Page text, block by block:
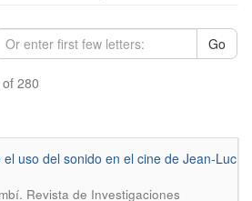
Go
280
uso del sonido en el cine de Jean-Luc
Revista de Investigaciones